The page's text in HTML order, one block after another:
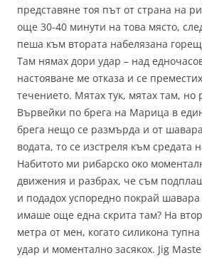
представяне тоя път от страна на
още 30-40 минути на това място,
пеша към втората набелязана
Там нямах дори удар – над
настояване ме отказа и се
течението. Мятах тук, мятах там, но
Вървейки по брега на Марица в
брега нещо се размърда и от
водата, то се изстреля към средата
Набитото ми рибарско око
движения и разбрах, че съм
и подадох успоредно покрай
имаше още една скрита там? На
метра от мен, когато силикона
удар и моментално засякох. Jig